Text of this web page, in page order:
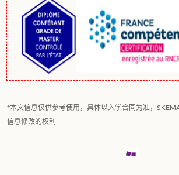
*本文信息仅供参考使用，具体以入学合同为准，
信息修改的权利